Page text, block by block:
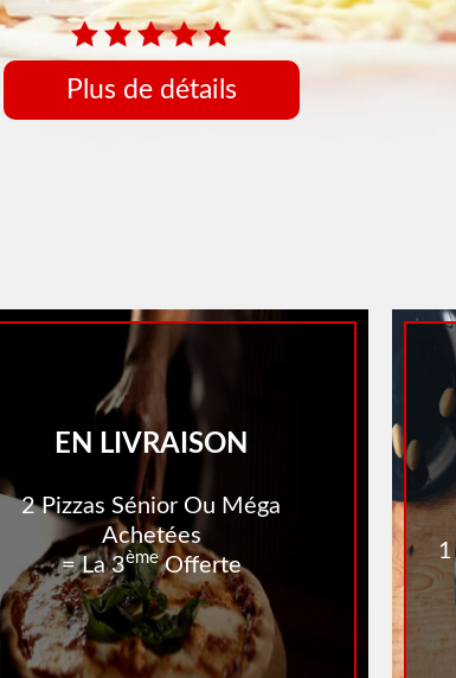
Plus de détails
EN LIVRAISON
2 Pizzas Sénior Ou Méga
Achetées
= La 3ÈmeOfferte